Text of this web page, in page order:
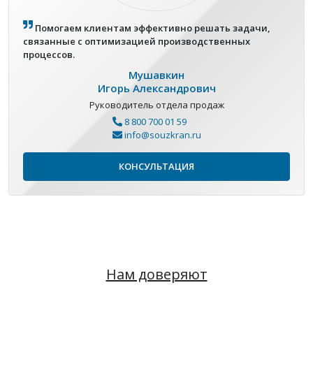
Помогаем клиентам эффективно решать задачи,
связанные с оптимизацией производственных
процессов.
Мушавкин
Игорь Александрович
Руководитель отдела продаж
8 800 700 01 59
info@souzkran.ru
КОНСУЛЬТАЦИЯ
Нам доверяют